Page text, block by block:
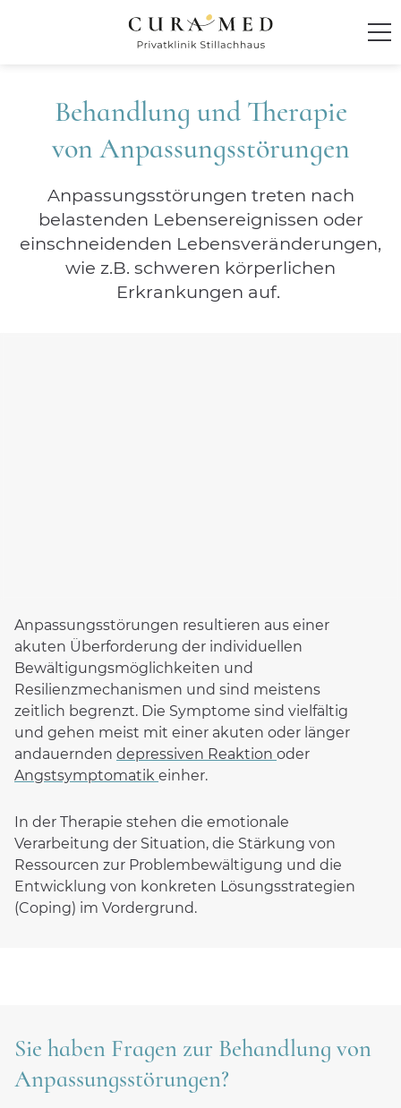
Behandlung und Therapie
Integratives Behandlungskonzept
Behandlungsspektrum
ADHS im Erwachsenenalter
Traumafolgestörungen
Zwangserkrankungen
Therapieangebot
Behandlungsschwerpunkte
Fachabteilungen
Behandlungsziele
Behandlungsdauer
Therapieerfolg
Für Zuweiser
Behandlung und Therapie
von Anpassungsstörungen
Anpassungsstörungen treten nach
belastenden Lebensereignissen oder
einschneidenden Lebensveränderungen,
wie z.B. schweren körperlichen
Erkrankungen auf.
Anpassungsstörungen resultieren aus einer
akuten Überforderung der individuellen
Bewältigungsmöglichkeiten und
Resilienzmechanismen und sind meistens
zeitlich begrenzt. Die Symptome sind vielfältig
und gehen meist mit einer akuten oder länger
andauernden depressiven Reaktion oder
Angstsymptomatik einher.
In der Therapie stehen die emotionale
Verarbeitung der Situation, die Stärkung von
Ressourcen zur Problembewältigung und die
Entwicklung von konkreten Lösungsstrategien
(Coping) im Vordergrund.
Sie haben Fragen zur Behandlung von
Anpassungsstörungen?